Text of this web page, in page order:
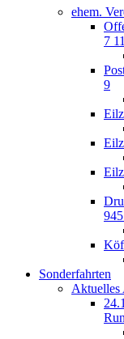
ehem.
7
9
Sonderfahrten
Aktuelles